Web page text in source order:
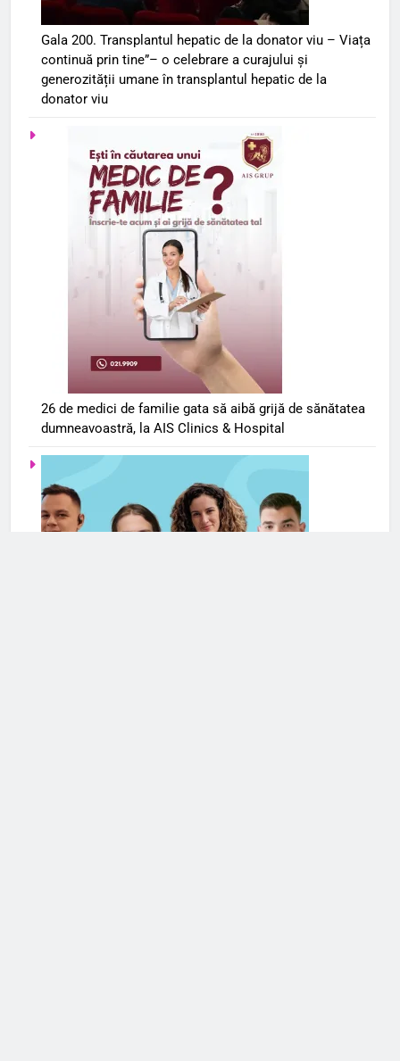
Gala 200. Transplantul hepatic de la donator viu – Viața
continuă prin tine”– o celebrare a curajului și
generozității umane în transplantul hepatic de la
donator viu
26 de medici de familie gata să aibă grijă de sănătatea
dumneavoastră, la AIS Clinics & Hospital